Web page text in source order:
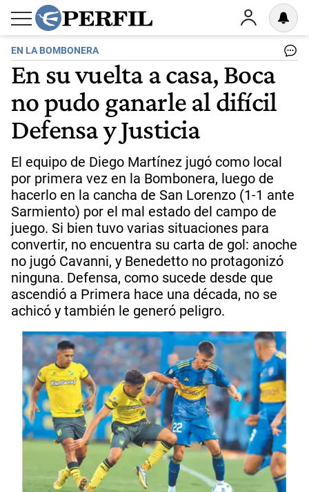
EN LA BOMBONERA
En su vuelta a casa, Boca
no pudo ganarle al difícil
Defensa y Justicia
El equipo de Diego Martínez jugó como local
por primera vez en la Bombonera, luego de
hacerlo en la cancha de San Lorenzo (1-1 ante
Sarmiento) por el mal estado del campo de
juego. Si bien tuvo varias situaciones para
convertir, no encuentra su carta de gol: anoche
no jugó Cavanni, y Benedetto no protagonizó
ninguna. Defensa, como sucede desde que
ascendió a Primera hace una década, no se
achicó y también le generó peligro.